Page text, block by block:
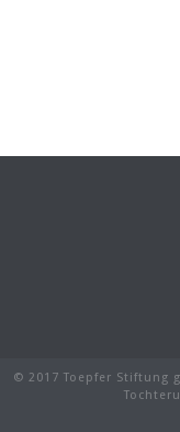
© 2017 Toepfer Stiftung